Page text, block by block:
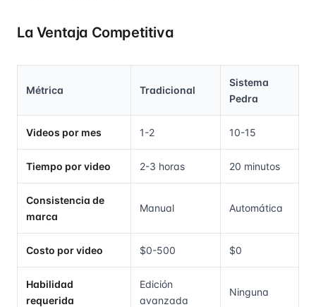
La Ventaja Competitiva
Métrica Tradicional
Sistema
Pedra
Videos por mes 1-2 10-15
Tiempo por video 2-3 horas 20 minutos
Consistencia de
marca
Manual Automática
Costo por video $0-500 $0
Habilidad
requerida
Edición
avanzada
Ninguna